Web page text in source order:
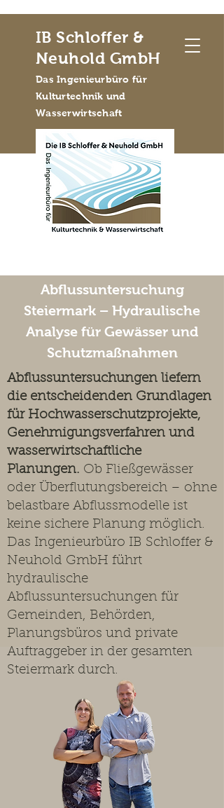
IB Schloffer &
Neuhold GmbH
Das Ingenieurbüro für
Kulturtechnik und
Wasserwirtschaft
Abflussuntersuchung
Steiermark – Hydraulische
Analyse für Gewässer und
Schutzmaßnahmen
Abflussuntersuchungen liefern
die entscheidenden Grundlagen
für Hochwasserschutzprojekte,
Genehmigungsverfahren und
wasserwirtschaftliche
Planungen. Ob Fließgewässer
oder Überflutungsbereich – ohne
belastbare Abflussmodelle ist
keine sichere Planung möglich.
Das Ingenieurbüro IB Schloffer &
Neuhold GmbH führt
hydraulische
Abflussuntersuchungen für
Gemeinden, Behörden,
Planungsbüros und private
Auftraggeber in der gesamten
Steiermark durch.